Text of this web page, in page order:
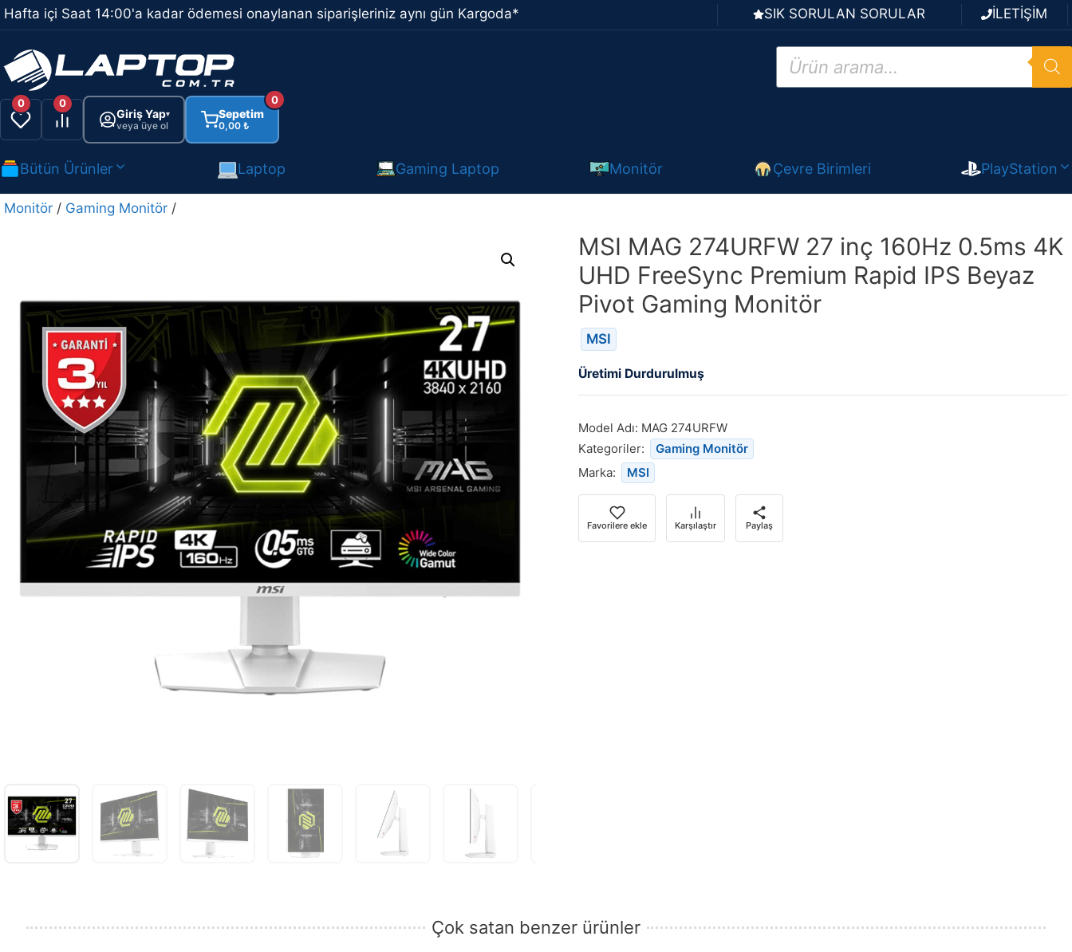
İçeriğe
atla
Hafta içi Saat 14:00'a kadar ödemesi onaylanan siparişleriniz aynı gün Kargoda* SIK SORULAN SORULAR İLETİŞİM
Products
search
0 0
Giriş Yap▾
veya üye ol
Sepetim
0,00 ₺
0
Bütün Ürünler Laptop Gaming Laptop Monitör Çevre Birimleri PlayStation
Monitör / Gaming Monitör /
MSI MAG 274URFW 27 inç 160Hz 0.5ms 4K
UHD FreeSync Premium Rapid IPS Beyaz
Pivot Gaming Monitör
MSI
Üretimi Durdurulmuş
Model Adı: MAG 274URFW
Kategoriler:
Gaming Monitör
Marka:
MSI
Favorilere ekle Karşılaştır Paylaş
Çok satan benzer ürünler